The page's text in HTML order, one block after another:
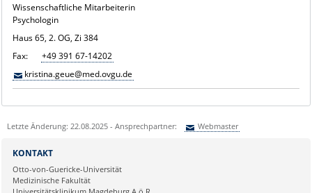
Wissenschaftliche Mitarbeiterin
Psychologin
Haus 65, 2. OG, Zi 384
Fax:
+49 391 67-14202
kristina.geue@med.ovgu.de
Letzte Änderung: 22.08.2025 - Ansprechpartner: Webmaster
Ihre E-Mailadresse:
KONTAKT
Otto-von-Guericke-Universität
Medizinische Fakultät